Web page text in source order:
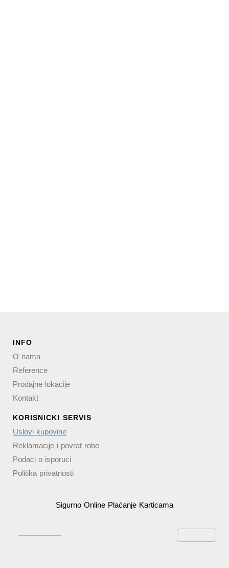
INFO
O nama
Reference
Prodajne lokacije
Kontakt
KORISNICKI SERVIS
Uslovi kupovine
Reklamacije i povrat robe
Podaci o isporuci
Politika privatnosti
Sigurno Online Plaćanje Karticama